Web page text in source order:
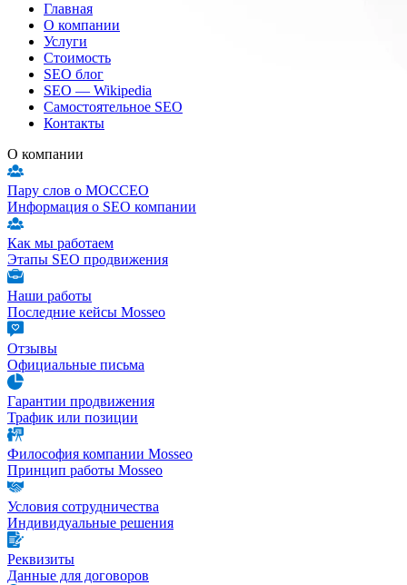
Главная
О компании
Услуги
Стоимость
SEO блог
SEO — Wikipedia
Самостоятельное SEO
Контакты
О компании
Пару слов о МОССЕО
Информация о SEO компании
Как мы работаем
Этапы SEO продвижения
Наши работы
Последние кейсы Mosseo
Отзывы
Официальные письма
Гарантии продвижения
Трафик или позиции
Философия компании Mosseo
Принцип работы Mosseo
Условия сотрудничества
Индивидуальные решения
Реквизиты
Данные для договоров